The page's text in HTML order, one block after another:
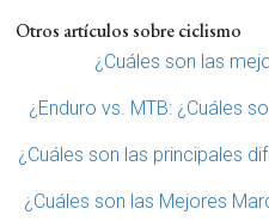
Otros artículos sobre ciclismo
¿Cuáles son las
¿Enduro vs. MTB: ¿Cuáles
¿Cuáles son las principales
¿Cuáles son las Mejores